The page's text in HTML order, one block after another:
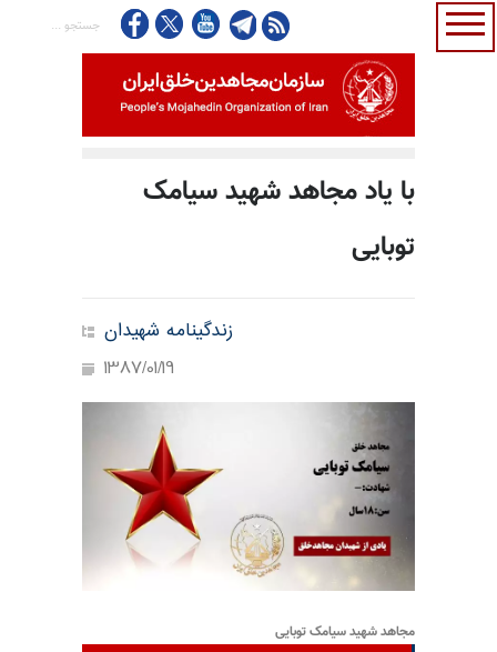
با یاد مجاهد شهید سیامک
توبایی
زندگینامه شهیدان
1387/01/19
مجاهد شهید سیامک توبایی